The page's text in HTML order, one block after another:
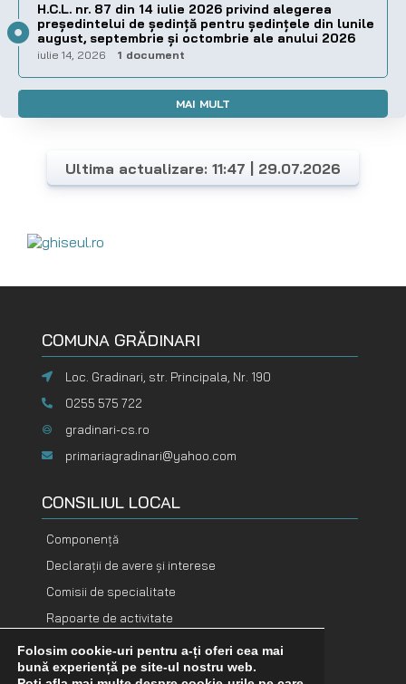
H.C.L. nr. 87 din 14 iulie 2026 privind alegerea
preşedintelui de şedinţă pentru ședințele din lunile
august, septembrie și octombrie ale anului 2026
iulie 14, 2026 1 document
MAI MULT
Ultima actualizare: 11:47 | 29.07.2026
COMUNA GRĂDINARI
Loc. Gradinari, str. Principala, Nr. 190
0255 575 722
gradinari-cs.ro
primariagradinari@yahoo.com
CONSILIUL LOCAL
Componență
Declarații de avere și interese
Comisii de specialitate
Rapoarte de activitate
DOCUMENTE
FINANCIARE
DOCUMENTE
ADOPTATE
Folosim cookie-uri pentru a-ți oferi cea mai
bună experiență pe site-ul nostru web.